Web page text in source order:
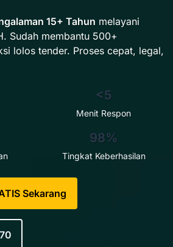
15+ Tahun melayani
Sudah membantu 500+
lolos tender. Proses cepat, legal,
<5
Menit Respon
98%
Tingkat Keberhasilan
Sekarang